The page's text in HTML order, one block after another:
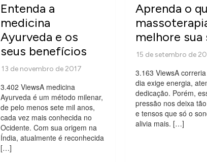
Entenda a
medicina
Ayurveda e os
seus benefícios
3.402 ViewsA medicina
Ayurveda é um método milenar,
de pelo menos sete mil anos,
cada vez mais conhecida no
Ocidente. Com sua origem na
Índia, atualmente é reconhecida
[…]
Aprenda o
melhore sua
3.163 ViewsA
dia exige energia,
dedicação. Porém,
pressão nos deixa
e tensos que só o
alivia mais. […]